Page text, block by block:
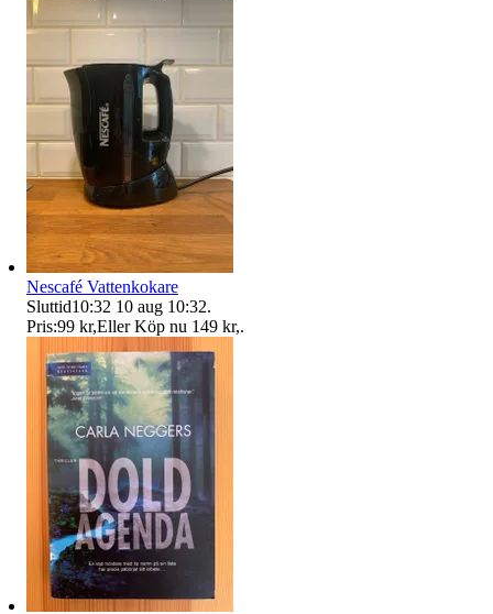
Nescafé Vattenkokare
Sluttid10:32 10 aug 10:32.
Pris:99 kr,Eller Köp nu 149 kr,.